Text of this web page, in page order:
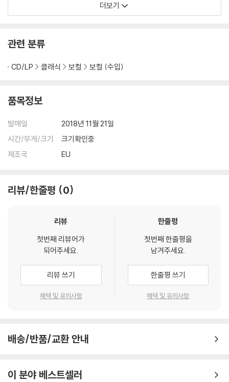
더보기
관련 분류
CD/LP 클래식 보컬 보컬 (수입)
품목정보
발매일
2018년 11월 21일
시간/무게/크기
크기확인중
제조국
EU
리뷰/한줄평 0
리뷰
첫번째 리뷰어가
되어주세요.
리뷰 쓰기
혜택 및 유의사항
한줄평
첫번째 한줄평을
남겨주세요.
한줄평 쓰기
혜택 및 유의사항
배송/반품/교환 안내
이 분야 베스트셀러